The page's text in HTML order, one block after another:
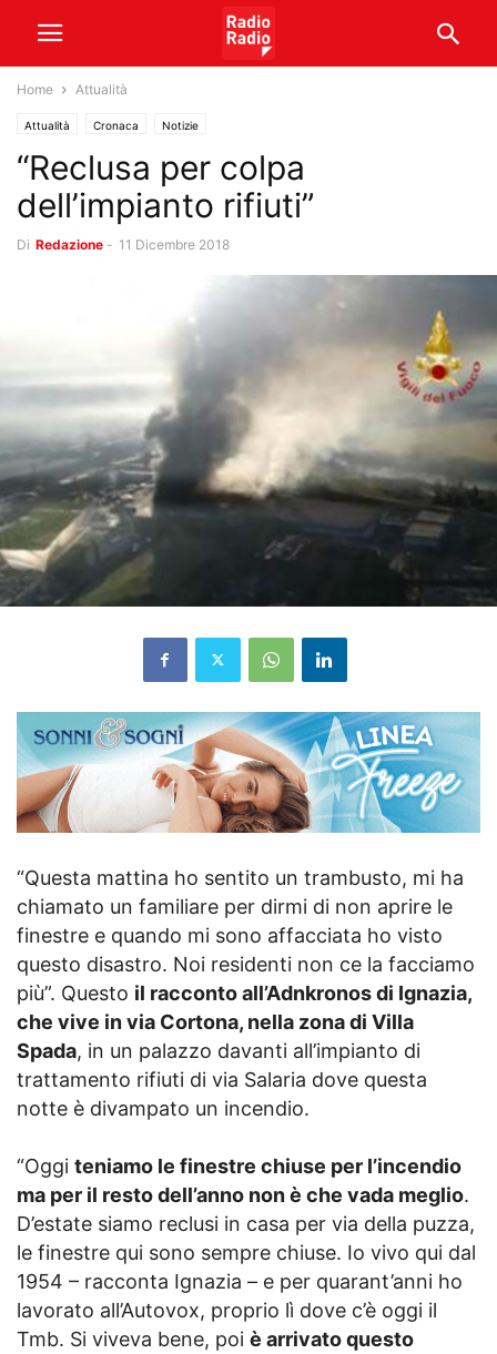
Home Attualità
Attualità Cronaca Notizie
“Reclusa per colpa
dell’impianto rifiuti”
Di Redazione - 11 Dicembre 2018
“Questa mattina ho sentito un trambusto, mi ha
chiamato un familiare per dirmi di non aprire le
finestre e quando mi sono affacciata ho visto
questo disastro. Noi residenti non ce la facciamo
più”. Questo il racconto all’Adnkronos di Ignazia,
che vive in via Cortona, nella zona di Villa
Spada, in un palazzo davanti all’impianto di
trattamento rifiuti di via Salaria dove questa
notte è divampato un incendio.
“Oggi teniamo le finestre chiuse per l’incendio
ma per il resto dell’anno non è che vada meglio.
D’estate siamo reclusi in casa per via della puzza,
le finestre qui sono sempre chiuse. Io vivo qui dal
1954 – racconta Ignazia – e per quarant’anni ho
lavorato all’Autovox, proprio lì dove c’è oggi il
Tmb. Si viveva bene, poi è arrivato questo